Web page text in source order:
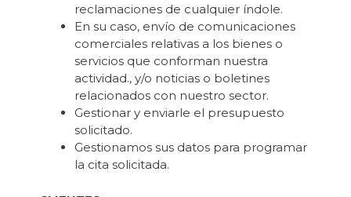
reclamaciones de cualquier índole.
En su caso, envío de comunicaciones
comerciales relativas a los bienes o
servicios que conforman nuestra
actividad., y/o noticias o boletines
relacionados con nuestro sector.
Gestionar y enviarle el presupuesto
solicitado.
Gestionamos sus datos para programar
la cita solicitada.